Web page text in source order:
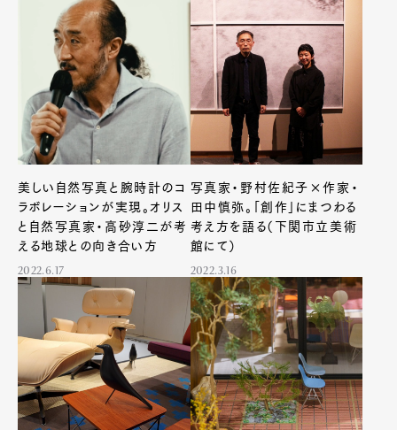
美しい自然写真と腕時計のコ
ラボレーションが実現。オリス
と自然写真家・高砂淳二が考
える地球との向き合い方
2022.6.17
写真家・野村佐紀子×作家・
田中慎弥。「創作」にまつわる
考え方を語る（下関市立美術
館にて）
2022.3.16